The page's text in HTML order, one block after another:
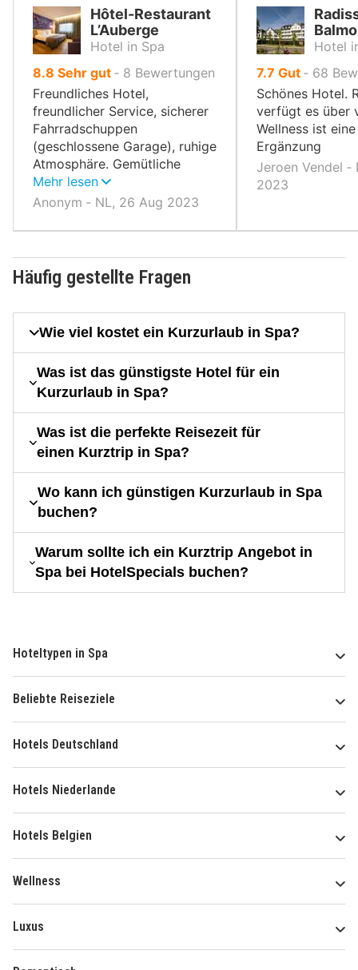
Hôtel-Restaurant
L’Auberge
Hotel in Spa
8.8 von
10,
Sehr gut ‐ 8 Bewertungen
Freundliches Hotel,
freundlicher Service, sicherer
Fahrradschuppen
(geschlossene Garage), ruhige
Atmosphäre. Gemütliche
Lage.
Mehr lesen
Anonym ‐ NL, 26 Aug 2023
Hotel
7.7 von
10,
Gut ‐ 68
Schönes Hotel.
verfügt es über
Wellness ist
Ergänzung
Jeroen Vendel ‐
2023
Häufig gestellte Fragen
Wie viel kostet ein Kurzurlaub in Spa?
Was ist das günstigste Hotel für ein
Kurzurlaub in Spa?
Was ist die perfekte Reisezeit für
einen Kurztrip in Spa?
Wo kann ich günstigen Kurzurlaub in Spa
buchen?
Warum sollte ich ein Kurztrip Angebot in
Spa bei HotelSpecials buchen?
Hoteltypen in Spa
Beliebte Reiseziele
Hotels Deutschland
Hotels Niederlande
Hotels Belgien
Wellness
Luxus